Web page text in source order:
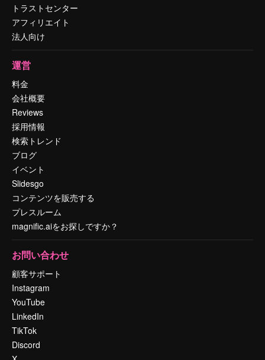
トラストセンター
アフィリエイト
法人向け
運営
料金
会社概要
Reviews
採用情報
検索トレンド
ブログ
イベント
Slidesgo
コンテンツを販売する
プレスルーム
magnific.aiをお探しですか？
お問い合わせ
顧客サポート
Instagram
YouTube
LinkedIn
TikTok
Discord